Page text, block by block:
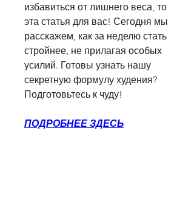
избавиться от лишнего веса, то
эта статья для вас! Сегодня мы
расскажем, как за неделю стать
стройнее, не прилагая особых
усилий. Готовы узнать нашу
секретную формулу худения?
Подготовьтесь к чуду!
ПОДРОБНЕЕ ЗДЕСЬ